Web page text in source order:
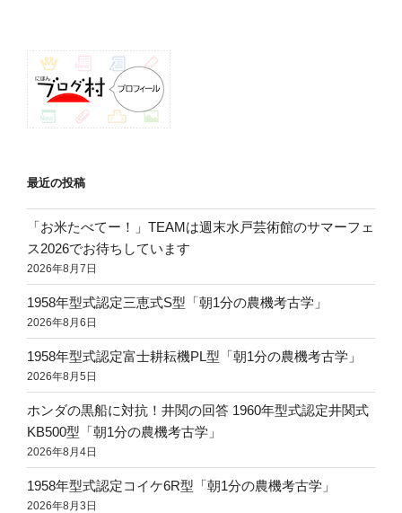
ン
最近の投稿
「お米たべてー！」TEAMは週末水戸芸術館のサマーフェ
ス2026でお待ちしています
2026年8月7日
1958年型式認定三恵式S型「朝1分の農機考古学」
2026年8月6日
1958年型式認定富士耕耘機PL型「朝1分の農機考古学」
2026年8月5日
ホンダの黒船に対抗！井関の回答 1960年型式認定井関式
KB500型「朝1分の農機考古学」
2026年8月4日
1958年型式認定コイケ6R型「朝1分の農機考古学」
2026年8月3日